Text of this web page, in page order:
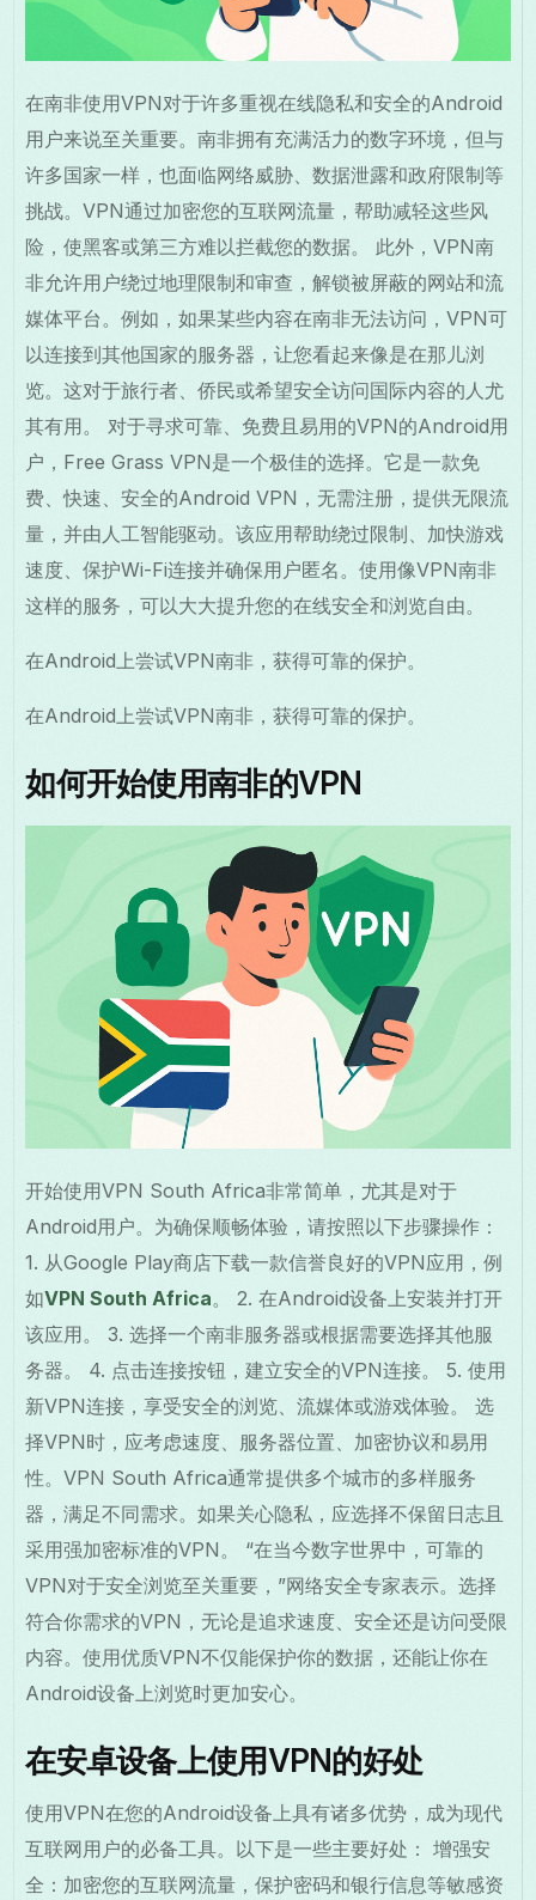
在南非使用VPN对于许多重视在线隐私和安全的Android
用户来说至关重要。南非拥有充满活力的数字环境，但与
许多国家一样，也面临网络威胁、数据泄露和政府限制等
挑战。VPN通过加密您的互联网流量，帮助减轻这些风
险，使黑客或第三方难以拦截您的数据。 此外，VPN南
非允许用户绕过地理限制和审查，解锁被屏蔽的网站和流
媒体平台。例如，如果某些内容在南非无法访问，VPN可
以连接到其他国家的服务器，让您看起来像是在那儿浏
览。这对于旅行者、侨民或希望安全访问国际内容的人尤
其有用。 对于寻求可靠、免费且易用的VPN的Android用
户，Free Grass VPN是一个极佳的选择。它是一款免
费、快速、安全的Android VPN，无需注册，提供无限流
量，并由人工智能驱动。该应用帮助绕过限制、加快游戏
速度、保护Wi-Fi连接并确保用户匿名。使用像VPN南非
这样的服务，可以大大提升您的在线安全和浏览自由。
在Android上尝试VPN南非，获得可靠的保护。
在Android上尝试VPN南非，获得可靠的保护。
如何开始使用南非的VPN
开始使用VPN South Africa非常简单，尤其是对于
Android用户。为确保顺畅体验，请按照以下步骤操作：
1. 从Google Play商店下载一款信誉良好的VPN应用，例
如VPN South Africa。 2. 在Android设备上安装并打开
该应用。 3. 选择一个南非服务器或根据需要选择其他服
务器。 4. 点击连接按钮，建立安全的VPN连接。 5. 使用
新VPN连接，享受安全的浏览、流媒体或游戏体验。 选
择VPN时，应考虑速度、服务器位置、加密协议和易用
性。VPN South Africa通常提供多个城市的多样服务
器，满足不同需求。如果关心隐私，应选择不保留日志且
采用强加密标准的VPN。 “在当今数字世界中，可靠的
VPN对于安全浏览至关重要，”网络安全专家表示。选择
符合你需求的VPN，无论是追求速度、安全还是访问受限
内容。使用优质VPN不仅能保护你的数据，还能让你在
Android设备上浏览时更加安心。
在安卓设备上使用VPN的好处
使用VPN在您的Android设备上具有诸多优势，成为现代
互联网用户的必备工具。以下是一些主要好处： 增强安
全：加密您的互联网流量，保护密码和银行信息等敏感资